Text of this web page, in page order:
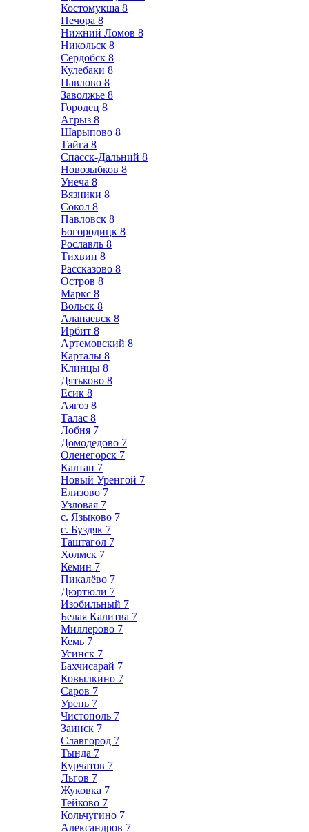
Костомукша 8
Печора 8
Нижний Ломов 8
Никольск 8
Сердобск 8
Кулебаки 8
Павлово 8
Заволжье 8
Городец 8
Агрыз 8
Шарыпово 8
Тайга 8
Спасск-Дальний 8
Новозыбков 8
Унеча 8
Вязники 8
Сокол 8
Павловск 8
Богородицк 8
Рославль 8
Тихвин 8
Рассказово 8
Остров 8
Маркс 8
Вольск 8
Алапаевск 8
Ирбит 8
Артемовский 8
Карталы 8
Клинцы 8
Дятьково 8
Есик 8
Аягоз 8
Талас 8
Лобня 7
Домодедово 7
Оленегорск 7
Калтан 7
Новый Уренгой 7
Елизово 7
Узловая 7
с. Языково 7
с. Буздяк 7
Таштагол 7
Холмск 7
Кемин 7
Пикалёво 7
Дюртюли 7
Изобильный 7
Белая Калитва 7
Миллерово 7
Кемь 7
Усинск 7
Бахчисарай 7
Ковылкино 7
Саров 7
Урень 7
Чистополь 7
Заинск 7
Славгород 7
Тында 7
Курчатов 7
Льгов 7
Жуковка 7
Тейково 7
Кольчугино 7
Александров 7